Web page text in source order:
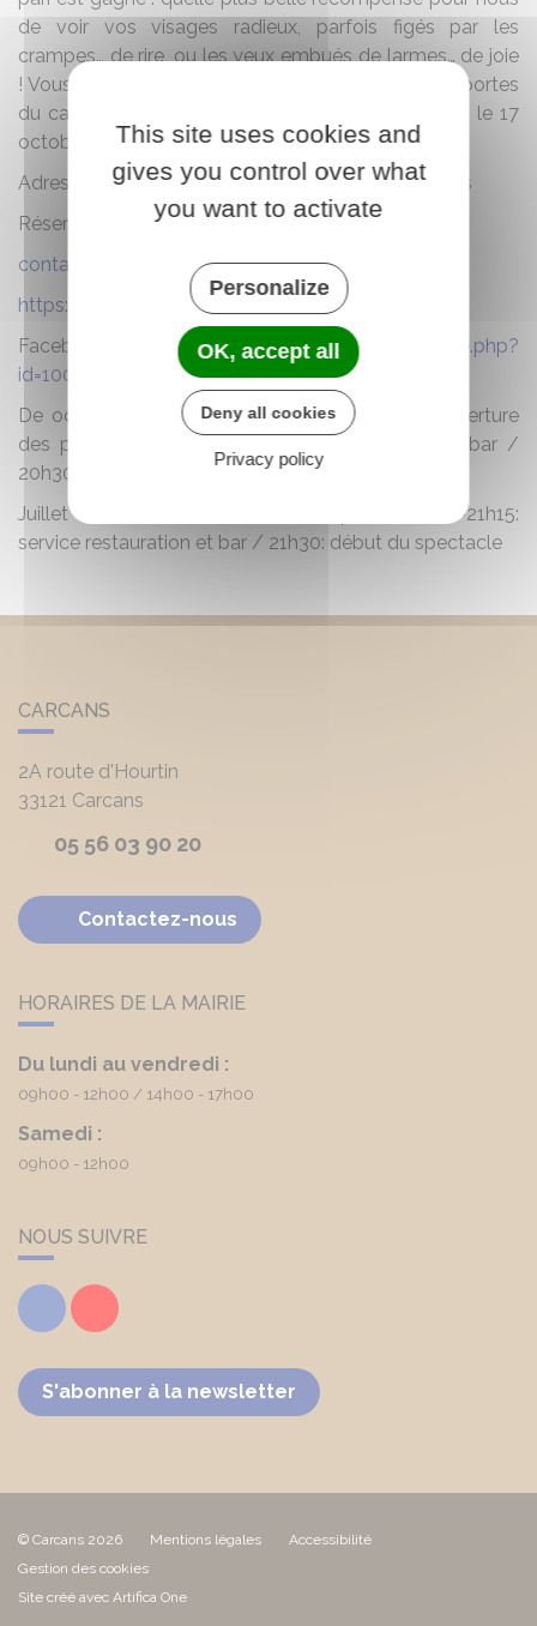
de voir vos visages radieux, parfois figés par les
crampes… de rire, ou les yeux embués de larmes… de joie
! Vous êtes toujours plus nombreux à pousser les portes
du café-théâtre de Carcans depuis son ouverture, le 17
octobre 2014.
Adresse : 10 Place des Combattants, 33121 Carcans
Réservation au 06 82 72 37 35
contact@theatrecarcans.fr
https://theatrecarcans.fr/
Facebook :
https://www.facebook.com/profile.php?
id=100057324647389
De octobre à Mai: du Jeudi au Samedi :19h: ouverture
des portes / 19h-20h15: service restauration et bar /
20h30: début du spectacle
Juillet et Août : 20h: ouverture des portes / 20h-21h15:
service restauration et bar / 21h30: début du spectacle
CARCANS
2A route d'Hourtin
33121 Carcans
05 56 03 90 20
Contactez-nous
HORAIRES DE LA MAIRIE
Du lundi au vendredi :
09h00 - 12h00 14h00 - 17h00
Samedi :
09h00 - 12h00
NOUS SUIVRE
FacebookYoutube
S'abonner à la newsletter
© Carcans 2026 Mentions légales
Accessibilité
Gestion des cookies
Site créé avec Artifica One
This site uses cookies and
gives you control over what
you want to activate
Personalize
OK, accept all
Deny all cookies
Privacy policy